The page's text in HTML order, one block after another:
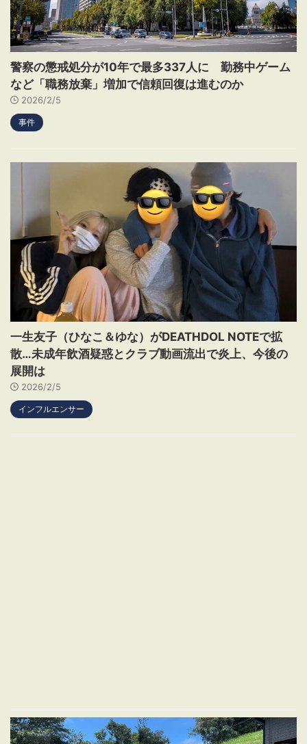
警察の懲戒処分が10年で最多337人に 勤務中ゲーム
など「職務放棄」増加で信頼回復は進むのか
2026/2/5
事件
一生友子（ひなこ＆ゆな）がDEATHDOL NOTEで拡
散…未成年飲酒疑惑とクラブ動画流出で炎上、今後の
展開は
2026/2/5
インフルエンサー